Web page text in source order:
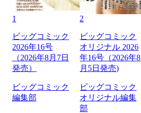
1
ビッグコミック
2026年16号
（2026年8月7日
発売）
ビッグコミック
編集部
2
ビッグコミック
オリジナル 2026
年16号（2026年8
月5日発売)
ビッグコミック
オリジナル編集
部